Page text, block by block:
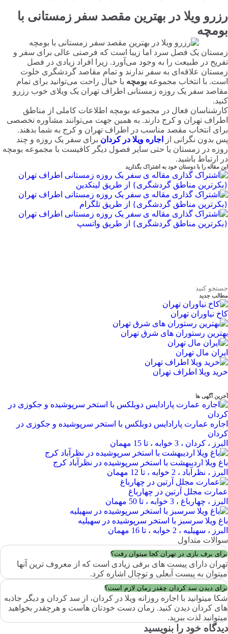
رزرو ویلا در بهترین مقصد سفر زمستانی با
بومچه
زمستان یک فصل سرد اما زیبا است که فرصتی عالی برای سفر و
تفریح در طبیعت را به وجود می‌آورد. زیرا افراد زیادی در فصل
زمستان علاقه‌ای به سفر ندارند و تمام مقاصد گردشگری خلوت
است. با انتخاب مجموعه بومچه با خیال راحت می‌توانید برای تمام
مقاصد سفر یک روزه زمستانی اطراف تهران یک ویلای خوب رزرو
کنید.
کارشناسان فعال در مجموعه بومچه اطلاعات کاملی از مناطق
اطراف تهران و کرج دارند. به همین جهت می‌توانند مشاوره تخصصی
برای انتخاب مقصد مناسب در اطراف تهران و کرج به شما بدهند.
پس بدون نگرانی از
اجاره ویلا در کردان برای سفر یک روزه و چند
روزه در زمستان یا حتی سایر فصول دیگر کافیست با مجموعه بومچه
در ارتباط باشید.
این مقاله را با دوستان خود به اشتراک بگذارید
مطالب جدید
کاخ نیاوران تهران
بهترین رستوران های شرق تهران
ایران مال تهران
خرید ویلا اطراف تهران
آخرین آگهی ها
اجاره عمارت پارادایس دوبلکس با استخر سرپوشیده و جکوزی در
کردان
البرز ، کردان ، 3 خوابه ، تا 15 مهمان
باغ ویلا اردیبهشت با استخر سرپوشیده در نظرآباد کرج
البرز ، نظرآباد ، 2 خوابه ، تا 12 مهمان
عمارت مجلل آرتین در چهارباغ
البرز ، چهارباغ ، 3 خوابه ، تا 50 مهمان
باغ ویلا سرسبز با استخر سرپوشیده در سهیلیه
البرز ، سهیلیه ، 2 خوابه ، تا 16 مهمان
سوالات متداول
برای برف بازی در تهران کجا میتوان رفت؟
تهران دارای پیست های برفی زیادی است که از معروف ترین آنها
میتوان به پیست آبعلی و توچال اشاره کرد.
برای دیدن سد کردان چقدر زمان لازم است؟
شکا میتوانید با اجاره روزانه ویلا در کردان، از سد کردان و دیگر جاذبه
های کردان دیدن کنید. زمان دست خودتان هاست و هرچقدر بخواهید
میتوانید لذت ببرید.
دیدگاه خود را بنویسید